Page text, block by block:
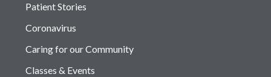
Patient Stories
Coronavirus
Caring for our Community
Classes & Events